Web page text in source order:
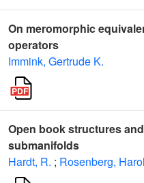
On meromorphic
operators
Immink, Gertrude K.
Open book structures
submanifolds
Hardt, R. ; Rosenberg,